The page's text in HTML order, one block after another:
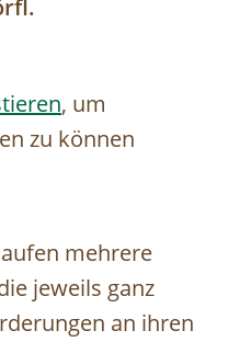
, um
zu können
mehrere
jeweils ganz
an ihren